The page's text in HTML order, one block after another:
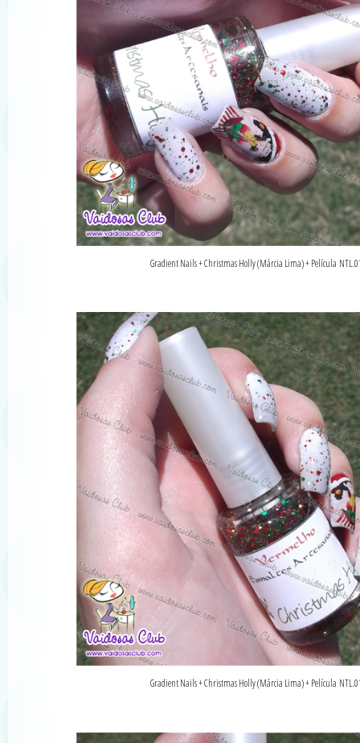
Gradient Nails + Christmas Holly (Márcia Lima) + Película
Gradient Nails + Christmas Holly (Márcia Lima) + Película